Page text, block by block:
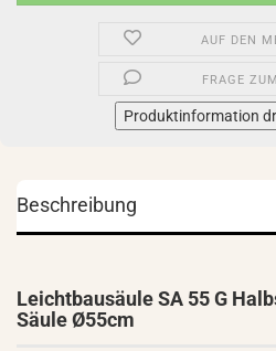
AUF DEN
FRAGE
Produktinformation
Beschreibung
Leichtbausäule SA 55 G
Säule Ø55cm